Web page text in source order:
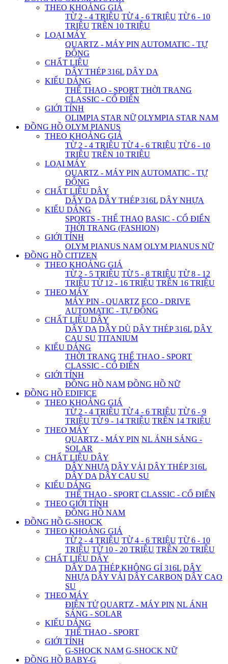
THEO KHOẢNG GIÁ
TỪ 2 - 4 TRIỆU TỪ 4 - 6 TRIỆU TỪ 6 - 10
TRIỆU TRÊN 10 TRIỆU
LOẠI MÁY
QUARTZ - MÁY PIN AUTOMATIC - TỰ
ĐỘNG
CHẤT LIỆU
DÂY THÉP 316L DÂY DA
KIỂU DÁNG
THỂ THAO - SPORT THỜI TRANG
CLASSIC - CỔ ĐIỂN
GIỚI TÍNH
OLIMPIA STAR NỮ OLYMPIA STAR NAM
ĐỒNG HỒ OLYM PIANUS
THEO KHOẢNG GIÁ
TỪ 2 - 4 TRIỆU TỪ 4 - 6 TRIỆU TỪ 6 - 10
TRIỆU TRÊN 10 TRIỆU
LOẠI MÁY
QUARTZ - MÁY PIN AUTOMATIC - TỰ
ĐỘNG
CHẤT LIỆU DÂY
DÂY DA DÂY THÉP 316L DÂY NHỰA
KIỂU DÁNG
SPORTS - THỂ THAO BASIC - CỔ ĐIỂN
THỜI TRANG (FASHION)
GIỚI TÍNH
OLYM PIANUS NAM OLYM PIANUS NỮ
ĐỒNG HỒ CITIZEN
THEO KHOẢNG GIÁ
TỪ 2 - 5 TRIỆU TỪ 5 - 8 TRIỆU TỪ 8 - 12
TRIỆU TỪ 12 - 16 TRIỆU TRÊN 16 TRIỆU
THEO MÁY
MÁY PIN - QUARTZ ECO - DRIVE
AUTOMATIC - TỰ ĐỘNG
CHẤT LIỆU DÂY
DÂY DA DÂY DÙ DÂY THÉP 316L DÂY
CAU SU TITANIUM
KIỂU DÁNG
THỜI TRANG THỂ THAO - SPORT
CLASSIC - CỔ ĐIỂN
GIỚI TÍNH
ĐỒNG HỒ NAM ĐỒNG HỒ NỮ
ĐỒNG HỒ EDIFICE
THEO KHOẢNG GIÁ
TỪ 2 - 4 TRIỆU TỪ 4 - 6 TRIỆU TỪ 6 - 9
TRIỆU TỪ 9 - 14 TRIỆU TRÊN 14 TRIỆU
THEO MÁY
QUARTZ - MÁY PIN NL ÁNH SÁNG -
SOLAR
CHẤT LIỆU DÂY
DÂY NHỰA DÂY VẢI DÂY THÉP 316L
DÂY DA DÂY CAU SU
KIỂU DÁNG
THỂ THAO - SPORT CLASSIC - CỔ ĐIỂN
THEO GIỚI TÍNH
ĐỒNG HỒ NAM
ĐỒNG HỒ G-SHOCK
THEO KHOẢNG GIÁ
TỪ 2 - 4 TRIỆU TỪ 4 - 6 TRIỆU TỪ 6 - 10
TRIỆU TỪ 10 - 20 TRIỆU TRÊN 20 TRIỆU
CHẤT LIỆU DÂY
DÂY DA THÉP KHÔNG GỈ 316L DÂY
NHỰA DÂY VẢI DÂY CARBON DÂY CAO
SU
THEO MÁY
ĐIỆN TỬ QUARTZ - MÁY PIN NL ÁNH
SÁNG - SOLAR
KIỂU DÁNG
THỂ THAO - SPORT
GIỚI TÍNH
G-SHOCK NAM G-SHOCK NỮ
ĐỒNG HỒ BABY-G